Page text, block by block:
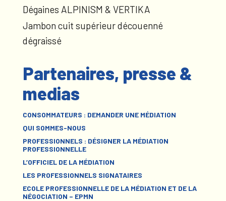
Dégaines ALPINISM & VERTIKA
Jambon cuit supérieur découenné
dégraissé
Partenaires, presse &
medias
CONSOMMATEURS : DEMANDER UNE MÉDIATION
QUI SOMMES-NOUS
PROFESSIONNELS : DÉSIGNER LA MÉDIATION
PROFESSIONNELLE
L’OFFICIEL DE LA MÉDIATION
LES PROFESSIONNELS SIGNATAIRES
ECOLE PROFESSIONNELLE DE LA MÉDIATION ET DE LA
NÉGOCIATION – EPMN